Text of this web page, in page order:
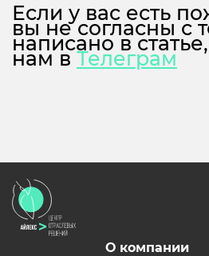
Если у вас есть
вы не согласны с
написано в
нам вТелеграм
О компании